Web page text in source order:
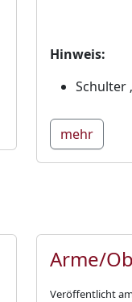
Hinweis:
Schulter
mehr
Arme/
Veröffentlicht